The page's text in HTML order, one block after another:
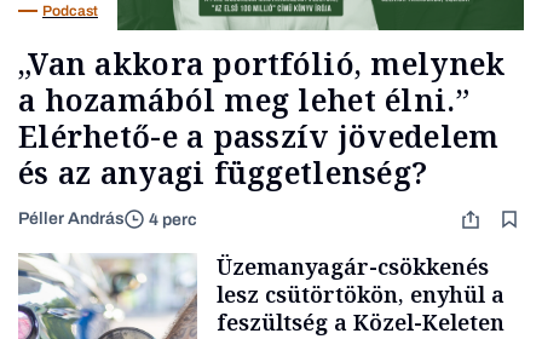
Podcast
„Van akkora portfólió, melynek
a hozamából meg lehet élni.”
Elérhető-e a passzív jövedelem
és az anyagi függetlenség?
Péller András 4 perc
Üzemanyagár-csökkenés
lesz csütörtökön, enyhül a
feszültség a Közel-Keleten